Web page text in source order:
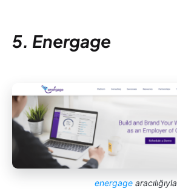
5. Energage
energage aracılığıyla